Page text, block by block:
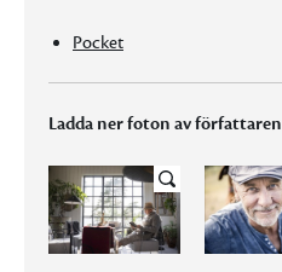
Pocket
Ladda ner foton av författaren